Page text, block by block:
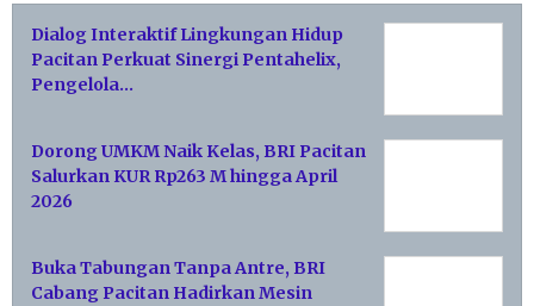
Dialog Interaktif Lingkungan Hidup
Pacitan Perkuat Sinergi Pentahelix,
Pengelola…
Dorong UMKM Naik Kelas, BRI Pacitan
Salurkan KUR Rp263 M hingga April
2026
Buka Tabungan Tanpa Antre, BRI
Cabang Pacitan Hadirkan Mesin